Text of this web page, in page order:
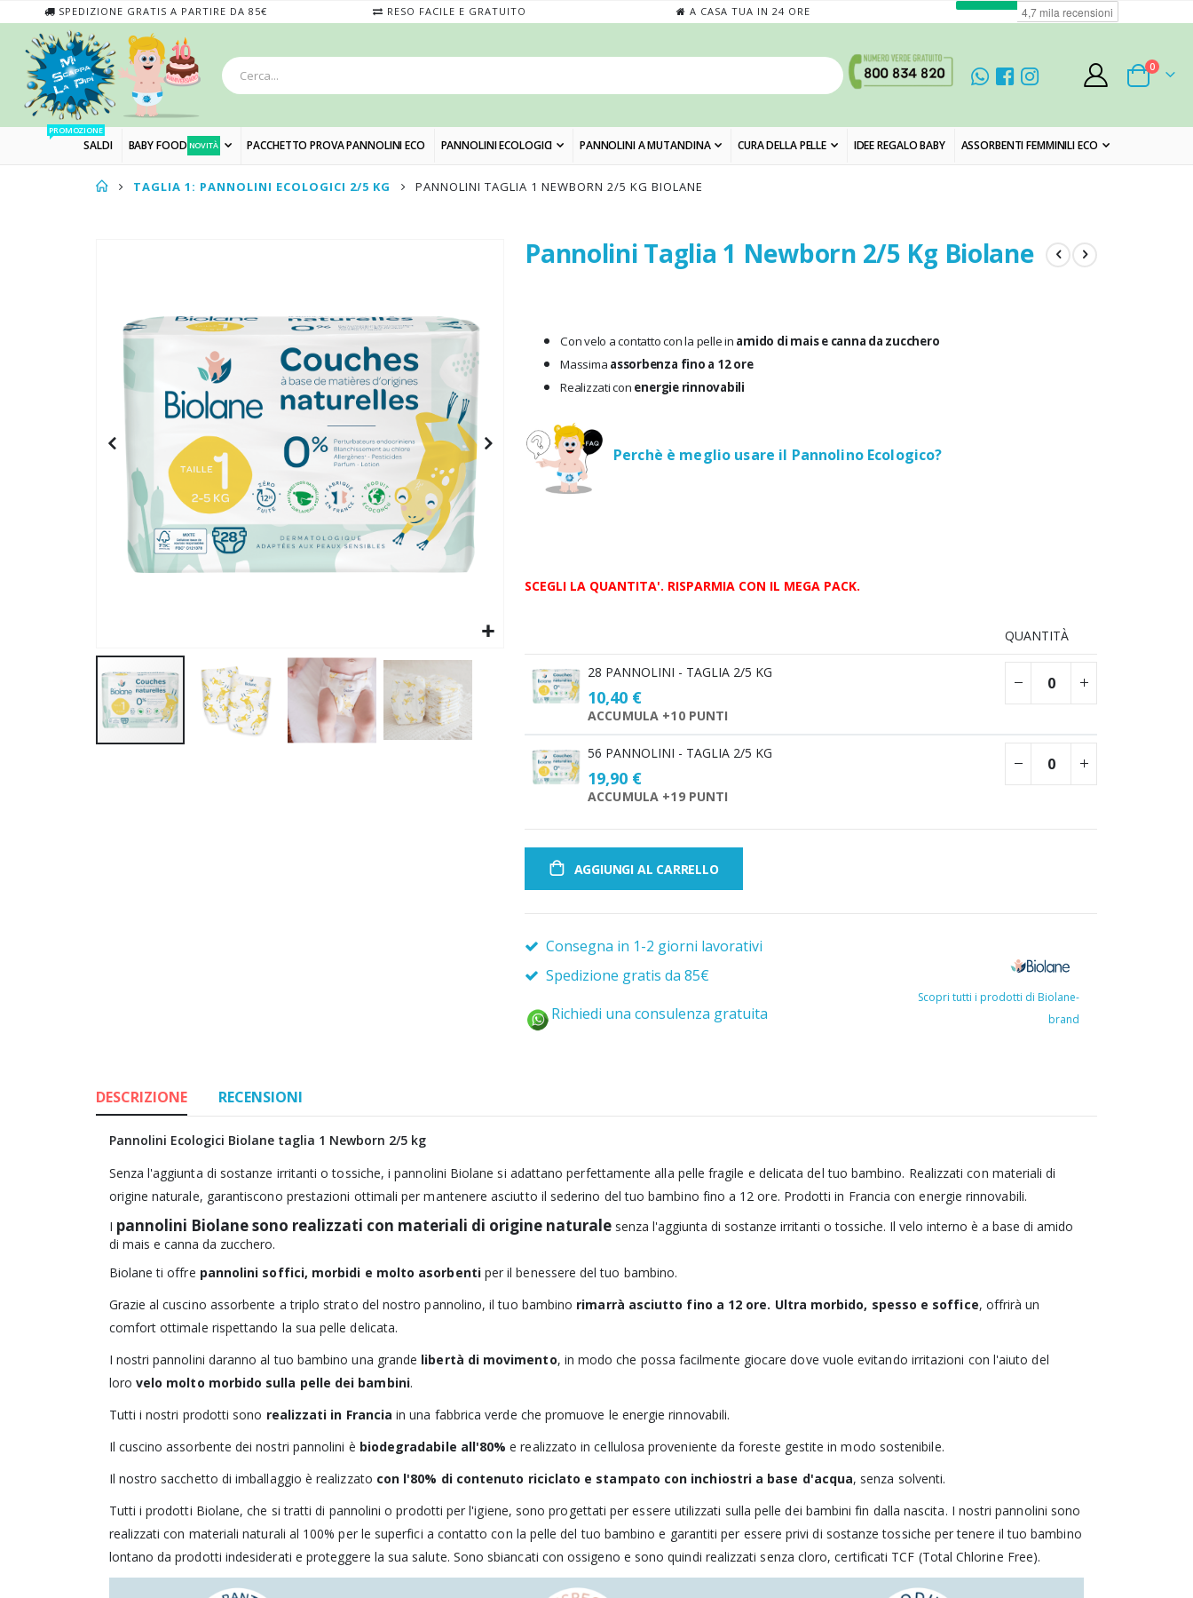
SPEDIZIONE GRATIS A PARTIRE DA 85€ RESO FACILE E GRATUITO A CASA TUA IN 24 ORE
Cart
0elementi
SALDI
PROMOZIONE
BABY FOOD NOVITÀ PACCHETTO PROVA PANNOLINI ECO PANNOLINI ECOLOGICI PANNOLINI A MUTANDINA CURA DELLA PELLE IDEE REGALO BABY ASSORBENTI FEMMINILI ECO
TAGLIA 1: PANNOLINI ECOLOGICI 2/5 KG PANNOLINI TAGLIA 1 NEWBORN 2/5 KG BIOLANE
images
Pannolini Taglia 1 Newborn 2/5 Kg Biolane
Con velo a contatto con la pelle in amido di mais e canna da zucchero
Massima assorbenza fino a 12 ore
Realizzati con energie rinnovabili
Perchè è meglio usare il Pannolino Ecologico?
SCEGLI LA QUANTITA'. RISPARMIA CON IL MEGA PACK.
la
quantità
QUANTITÀ
28 PANNOLINI - TAGLIA 2/5 KG
10,40 €
ACCUMULA +10 PUNTI
56 PANNOLINI - TAGLIA 2/5 KG
19,90 €
ACCUMULA +19 PUNTI
AGGIUNGI AL CARRELLO
Consegna in 1-2 giorni lavorativi
Spedizione gratis da 85€
Richiedi una consulenza gratuita
Scopri tutti i prodotti di Biolane-
brand
DESCRIZIONE
Pannolini Ecologici Biolane taglia 1 Newborn 2/5 kg
Senza l'aggiunta di sostanze irritanti o tossiche, i pannolini Biolane si adattano perfettamente alla pelle fragile e delicata del tuo bambino. Realizzati con materiali di
origine naturale, garantiscono prestazioni ottimali per mantenere asciutto il sederino del tuo bambino fino a 12 ore. Prodotti in Francia con energie rinnovabili.
I pannolini Biolane sono realizzati con materiali di origine naturalesenza l'aggiunta di sostanze irritanti o tossiche. Il velo interno è a base di amido
di mais e canna da zucchero.
Biolane ti offre pannolini soffici, morbidi e molto asorbenti per il benessere del tuo bambino.
Grazie al cuscino assorbente a triplo strato del nostro pannolino, il tuo bambino rimarrà asciutto fino a 12 ore. Ultra morbido, spesso e soffice, offrirà un
comfort ottimale rispettando la sua pelle delicata.
I nostri pannolini daranno al tuo bambino una grande libertà di movimento, in modo che possa facilmente giocare dove vuole evitando irritazioni con l'aiuto del
loro velo molto morbido sulla pelle dei bambini.
Tutti i nostri prodotti sono realizzati in Francia in una fabbrica verde che promuove le energie rinnovabili.
Il cuscino assorbente dei nostri pannolini è biodegradabile all'80% e realizzato in cellulosa proveniente da foreste gestite in modo sostenibile.
Il nostro sacchetto di imballaggio è realizzato con l'80% di contenuto riciclato e stampato con inchiostri a base d'acqua, senza solventi.
Tutti i prodotti Biolane, che si tratti di pannolini o prodotti per l'igiene, sono progettati per essere utilizzati sulla pelle dei bambini fin dalla nascita. I nostri pannolini sono
realizzati con materiali naturali al 100% per le superfici a contatto con la pelle del tuo bambino e garantiti per essere privi di sostanze tossiche per tenere il tuo bambino
lontano da prodotti indesiderati e proteggere la sua salute. Sono sbiancati con ossigeno e sono quindi realizzati senza cloro, certificati TCF (Total Chlorine Free).
RECENSIONI